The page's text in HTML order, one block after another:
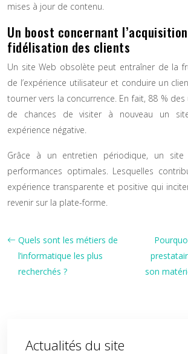
mises à jour de contenu.
Un boost concernant
fidélisation des clients
Un site Web obsolète peut entraîner de la
de l’expérience utilisateur et conduire un
tourner vers la concurrence. En fait, 88 %
de chances de visiter à nouveau un
expérience négative.
Grâce à un entretien périodique, un
performances optimales. Lesquelles
expérience transparente et positive qui
revenir sur la plate-forme.
Quels sont les métiers de
l’informatique les plus
recherchés ?
son
Actualités du site